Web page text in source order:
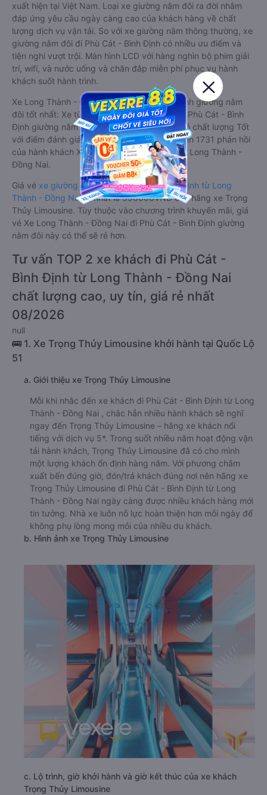
xuất hiện tại Việt Nam. Loại xe giường nằm đôi ra đời nhằm
đáp ứng yêu cầu ngày càng cao của khách hàng về chất
lượng dịch vụ vận tải. So với xe giường nằm thông thường, xe
giường nằm đôi đi Phù Cát - Bình Định có nhiều ưu điểm và
tiện nghi vượt trội. Màn hình LCD với hàng nghìn bộ phim giải
trí, wifi, và nước uống và chăn đắp miễn phí phục vụ hành
khách suốt hành trình.
Xe Long Thành - Đồng Nai Phù Cát - Bình Định giường nằm
đôi tốt nhất: Xe từ Long Thành - Đồng Nai đi Phù Cát - Bình
Định giường nằm đôi được đánh giá chung có chất lượng Tốt
với điểm đánh giá trung bình từ 4.8/5 dựa trên 1731 phản hồi
của hành khách Xe về Phù Cát - Bình Định từ Long Thành -
Đồng Nai.
Giá vé xe giường nằm đôi đi Phù Cát - Bình Định từ Long
Thành - Đồng Nairẻ nhất là 590000VND của hãng xe Trọng
Thủy Limousine. Tùy thuộc vào chương trình khuyến mãi, giá
vé Xe Long Thành - Đồng Nai đi Phù Cát - Bình Định giường
nằm đôi này có thể sẽ rẻ hơn.
Tư vấn TOP 2 xe khách đi Phù Cát -
Bình Định từ Long Thành - Đồng Nai
chất lượng cao, uy tín, giá rẻ nhất
08/2026
null
🚌 1. Xe Trọng Thủy Limousine khởi hành tại Quốc Lộ
51
a. Giới thiệu xe Trọng Thủy Limousine
Mỗi khi nhắc đến xe khách đi Phù Cát - Bình Định từ Long
Thành - Đồng Nai , chắc hẳn nhiều hành khách sẽ nghĩ
ngay đến Trọng Thủy Limousine – hãng xe khách nổi
tiếng với dịch vụ 5*. Trong suốt nhiều năm hoạt động vận
tải hành khách, Trọng Thủy Limousine đã có cho mình
một lượng khách ổn định hàng năm. Với phương châm
xuất bến đúng giờ, đón/trả khách đúng nơi nên hãng xe
Trọng Thủy Limousine đi Phù Cát - Bình Định từ Long
Thành - Đồng Nai ngày càng được nhiều khách hàng mới
tin tưởng. Nhà xe luôn nỗ lực hoàn thiện hơn mỗi ngày để
không phụ lòng mong mỏi của nhiều du khách.
b. Hình ảnh xe Trọng Thủy Limousine
c. Lộ trình, giờ khởi hành và giờ kết thúc của xe khách
Trọng Thủy Limousine